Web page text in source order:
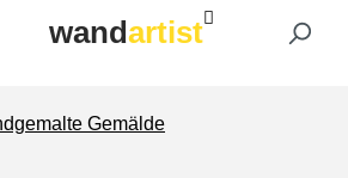
wandartist
Gemälde